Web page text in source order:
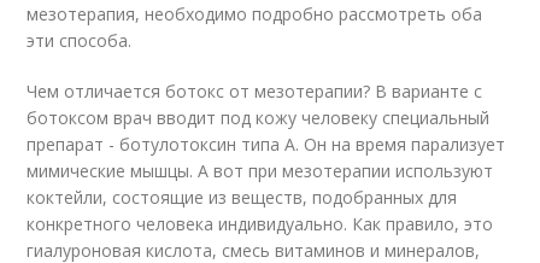
мезотерапия, необходимо подробно рассмотреть оба
эти способа.
Чем отличается ботокс от мезотерапии? В варианте с
ботоксом врач вводит под кожу человеку специальный
препарат - ботулотоксин типа А. Он на время парализует
мимические мышцы. А вот при мезотерапии используют
коктейли, состоящие из веществ, подобранных для
конкретного человека индивидуально. Как правило, это
гиалуроновая кислота, смесь витаминов и минералов,